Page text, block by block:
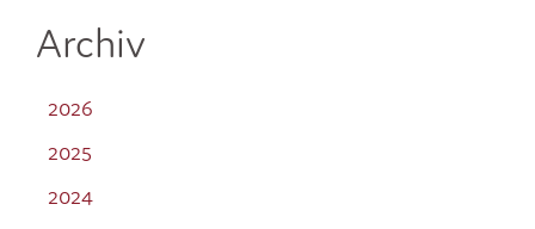
Archiv
2026
2025
2024